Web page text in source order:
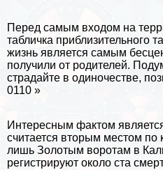
Перед самым входом на
табличка приблизительного
жизнь является самым
получили от родителей.
страдайте в одиночестве,
0110 »
Интересным фактом
считается вторым местом по
лишь Золотым воротам в
регистрируют около ста